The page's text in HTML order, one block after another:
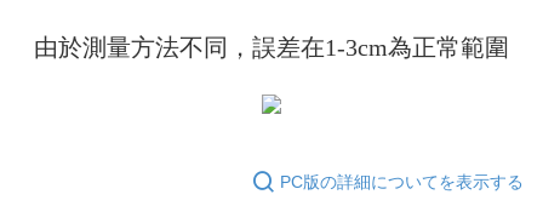
さい： https://oppay.tw/userRule
三、利用規約「AFTEE代金後払い」（以下当サービスという）はネットプ
の氏名、電話番号、受取人の氏名、電話番号、受取人住所を含むがこれに
ームページの『個人情報の収集、処理及び利用に関する声明』をご参照く
https://aftee.tw/privacypolicy/
由於測量方法不同，誤差在1-3cm為正常範圍
PC版の詳細についてを表示する